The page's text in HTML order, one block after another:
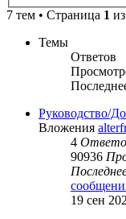
7 тем • Страница 1 из
Темы
Ответов
Руководство/
Вложения
4
90936
19 сен